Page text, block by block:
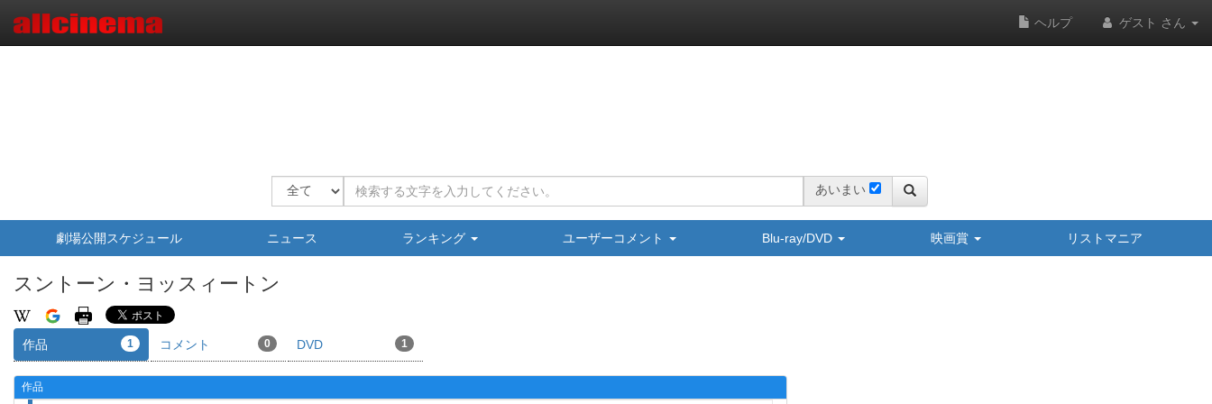
ヘルプ ゲスト さん
あいまい
劇場公開スケジュール ニュース ランキング ユーザーコメント Blu-ray/DVD 映画賞 リストマニア
スントーン・ヨッスィートン
作品 1 コメント 0 DVD 1
作品